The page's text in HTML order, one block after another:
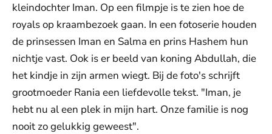
kleindochter Iman. Op een filmpje is te zien hoe de
royals op kraambezoek gaan. In een fotoserie houden
de prinsessen Iman en Salma en prins Hashem hun
nichtje vast. Ook is er beeld van koning Abdullah, die
het kindje in zijn armen wiegt. Bij de foto's schrijft
grootmoeder Rania een liefdevolle tekst. "Iman, je
hebt nu al een plek in mijn hart. Onze familie is nog
nooit zo gelukkig geweest".